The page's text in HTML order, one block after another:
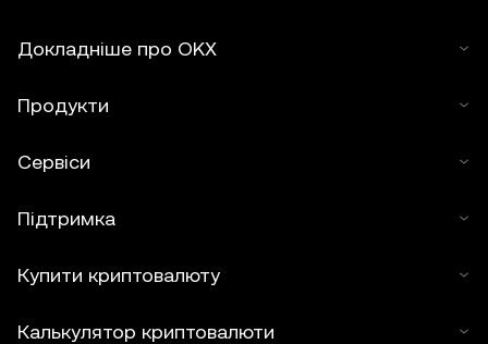
Докладніше про OKX
Продукти
Сервіси
Підтримка
Купити криптовалюту
Калькулятор криптовалюти